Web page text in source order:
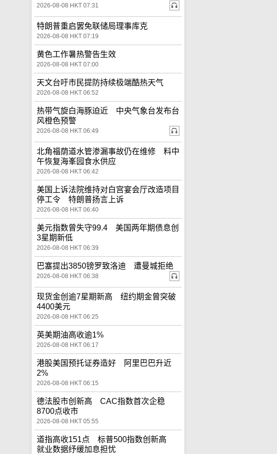
2026-08-08 HKT 07:31
特朗普重启罢免联储局理事库克
2026-08-08 HKT 07:19
黄色工作暑热警告生效
2026-08-08 HKT 07:00
天文台吁市民提防持续极端酷热天气
2026-08-08 HKT 06:52
热带气旋白海豚迫近 中央气象台发布台
风橙色预警
2026-08-08 HKT 06:49
北角福荫道水管渗漏事故仍在维修 料中
午恢复海峯园食水供应
2026-08-08 HKT 06:42
美国上诉法院维持对白宫宴会厅改造项目
停工令 特朗普扬言上诉
2026-08-08 HKT 06:40
美元指数曾失守99.4 美国两年期债息创
3星期新低
2026-08-08 HKT 06:39
巴塞提出3850镑罗致洛迪 遭曼城拒绝
2026-08-08 HKT 06:38
现货金创逾7星期新高 纽约期金曾突破
4400美元
2026-08-08 HKT 06:25
英美期油高收逾1%
2026-08-08 HKT 06:17
港股美国预托证券造好 阿里巴巴升近
2%
2026-08-08 HKT 06:15
德法股市创新高 CAC指数首次企稳
8700点收市
2026-08-08 HKT 05:55
道指高收151点 标普500指数创新高
就业数据纾缓加息担忧